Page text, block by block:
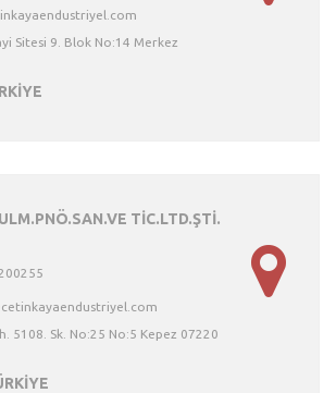
Sitesi 9. Blok No:14 Merkez
TİC.LTD.ŞTİ.
5108. Sk. No:25 No:5 Kepez 07220